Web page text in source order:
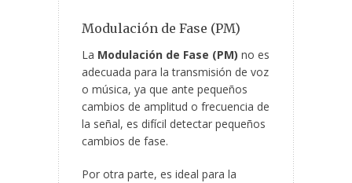
Modulación de Fase (PM)
La Modulación de Fase (PM) no es
adecuada para la transmisión de voz
o música, ya que ante pequeños
cambios de amplitud o frecuencia de
la señal, es difícil detectar pequeños
cambios de fase.
Por otra parte, es ideal para la